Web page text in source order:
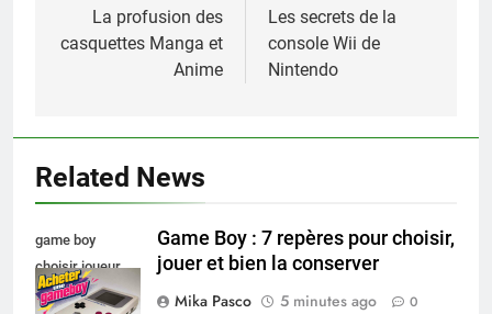
l’article
La profusion des
casquettes Manga et
Anime
Les secrets de la
console Wii de
Nintendo
Related News
game boy
choisir joueur
conserver 1
Game Boy : 7 repères pour choisir,
jouer et bien la conserver
Mika Pasco
5 minutes ago 0